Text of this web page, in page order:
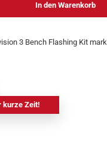
In den Warenkorb
kurze Zeit!